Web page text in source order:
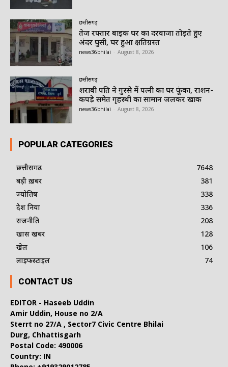
छत्तीसगढ़
तेज रफ्तार बाइक घर का दरवाजा तोड़ते हुए
अंदर घुसी, घर हुआ क्षतिग्रस्त
news36bhilai August 8, 2026
छत्तीसगढ़
शराबी पति ने गुस्से में पत्नी का घर फूंका, राशन-
कपड़े समेत गृहस्थी का सामान जलकर खाक
news36bhilai August 8, 2026
POPULAR CATEGORIES
छत्तीसगढ़
7648
बड़ी ख़बर
381
ज्योतिष
338
देश दुनिया
336
राजनीति
208
खास खबर
128
खेल
106
लाइफस्टाइल
74
CONTACT US
EDITOR - Haseeb Uddin
Amir Uddin, House no 2/A
Sterrt no 27/A , Sector7 Civic Centre Bhilai
Durg, Chhattisgarh
Postal Code: 490006
Country: IN